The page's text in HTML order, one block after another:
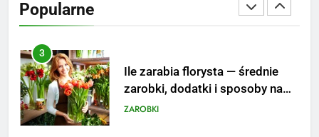
Popularne
4
Ile zarabia nauczyciel
matematyki: średnie zarobki,
dodatki i perspektywy
ZAROBKI